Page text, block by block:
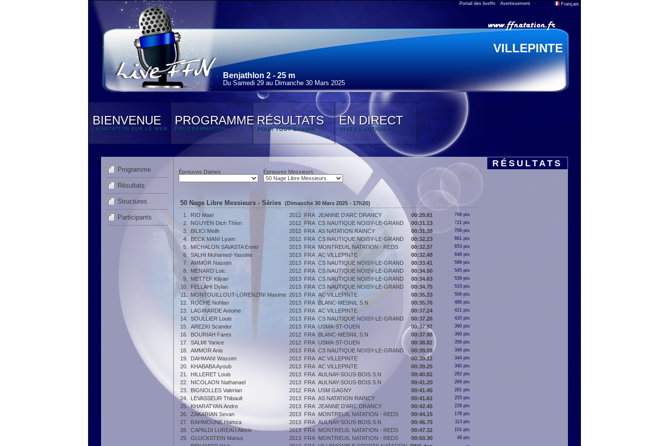
Portail des liveffn Avertissement Français
VILLEPINTE
Benjathlon 2 - 25 m
Du Samedi 29 au Dimanche 30 Mars 2025
BIENVENUE
LA NATATION SUR LE WEB
PROGRAMME
PROGRAMMATION
RÉSULTATS
POUR TOUT SAVOIR
EN DIRECT
VIVEZ L'ACTION !
Programme
Résultats
Structures
Participants
RÉSULTATS
Épreuves Dames Épreuves Messieurs
50 Nage Libre Messieurs - Séries (Dimanche 30 Mars 2025 - 17h20)
1.
RIO Mael 2012 FRA JEANNE D'ARC DRANCY 00:29.81 796 pts
2. NGUYEN Dich Thîen 2012 FRA CS NAUTIQUE NOISY-LE-GRAND 00:31.13 721 pts
3. BILICI Melih 2012 FRA AS NATATION RAINCY 00:31.39 706 pts
4. BECK MANI Lyam 2012 FRA CS NAUTIQUE NOISY-LE-GRAND 00:32.23 661 pts
5. MICHALON SAVASTA Ennio 2013 FRA MONTREUIL NATATION - REDS 00:32.37 653 pts
6. SALHI Mohamed-Yassine 2013 FRA AC VILLEPINTE 00:32.48 648 pts
7. AMMOR Nassim 2013 FRA CS NAUTIQUE NOISY-LE-GRAND 00:33.41 599 pts
8. MENARD Loic 2012 FRA CS NAUTIQUE NOISY-LE-GRAND 00:34.50 545 pts
9. METTEF Kilyan 2013 FRA CS NAUTIQUE NOISY-LE-GRAND 00:34.63 539 pts
10. FELLAHI Dylan 2013 FRA CS NAUTIQUE NOISY-LE-GRAND 00:34.75 533 pts
11. MONTOUILLOUT-LORENZINI Maxime 2013 FRA AC VILLEPINTE 00:35.33 506 pts
12. ROCHE Nohlan 2013 FRA BLANC-MESNIL S.N 00:35.76 486 pts
13. LAGIRARDE Antoine 2013 FRA AC VILLEPINTE 00:37.24 421 pts
14. SOULLIER Louis 2013 FRA CS NAUTIQUE NOISY-LE-GRAND 00:37.26 420 pts
15. AREZKI Scander 2013 FRA USMA-ST-OUEN 00:37.97 390 pts
16. BOURIAH Fares 2012 FRA BLANC-MESNIL S.N 00:37.98 390 pts
17. SALMI Yanice 2012 FRA USMA-ST-OUEN 00:38.82 356 pts
18. AMMOR Anis 2013 FRA CS NAUTIQUE NOISY-LE-GRAND 00:39.09 346 pts
19. DAHMANI Wassim 2013 FRA AC VILLEPINTE 00:39.12 344 pts
20. KHABABA Ayoub 2013 FRA AC VILLEPINTE 00:39.25 340 pts
21. HILLERET Louis 2013 FRA AULNAY-SOUS-BOIS S.N 00:40.82 282 pts
22. NICOLAON Nathanael 2013 FRA AULNAY-SOUS-BOIS S.N 00:41.20 269 pts
23. BIGNOLLES Valerian 2012 FRA USM GAGNY 00:41.45 261 pts
24. LEVASSEUR Thibault 2013 FRA AS NATATION RAINCY 00:41.62 255 pts
25. KHARATYAN Andre 2013 FRA JEANNE D'ARC DRANCY 00:42.45 228 pts
26. ZAKARIAN Sevan 2013 FRA MONTREUIL NATATION - REDS 00:44.15 178 pts
27. RAHMOUNE Hamza 2013 FRA AULNAY-SOUS-BOIS S.N 00:46.75 113 pts
28. CAPALDI LUREAU Alexis 2013 FRA MONTREUIL NATATION - REDS 00:47.32 101 pts
29. GLUCKSTEIN Marius 2013 FRA MONTREUIL NATATION - REDS 00:50.30 48 pts